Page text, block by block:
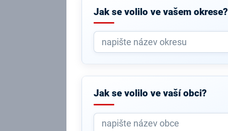
Jak se volilo ve vašem okrese?
Jak se volilo ve vaší obci?